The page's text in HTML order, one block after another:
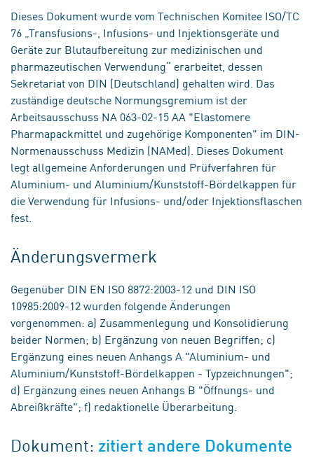
Dieses Dokument wurde vom Technischen Komitee ISO/TC
76 „Transfusions-, Infusions- und Injektionsgeräte und
Geräte zur Blutaufbereitung zur medizinischen und
pharmazeutischen Verwendung“ erarbeitet, dessen
Sekretariat von DIN (Deutschland) gehalten wird. Das
zuständige deutsche Normungsgremium ist der
Arbeitsausschuss NA 063-02-15 AA "Elastomere
Pharmapackmittel und zugehörige Komponenten" im DIN-
Normenausschuss Medizin (NAMed). Dieses Dokument
legt allgemeine Anforderungen und Prüfverfahren für
Aluminium- und Aluminium/Kunststoff-Bördelkappen für
die Verwendung für Infusions- und/oder Injektionsflaschen
fest.
Änderungsvermerk
Gegenüber DIN EN ISO 8872:2003-12 und DIN ISO
10985:2009-12 wurden folgende Änderungen
vorgenommen: a) Zusammenlegung und Konsolidierung
beider Normen; b) Ergänzung von neuen Begriffen; c)
Ergänzung eines neuen Anhangs A "Aluminium- und
Aluminium/Kunststoff-Bördelkappen - Typzeichnungen";
d) Ergänzung eines neuen Anhangs B "Öffnungs- und
Abreißkräfte"; f) redaktionelle Überarbeitung.
Dokument: zitiert andere Dokumente